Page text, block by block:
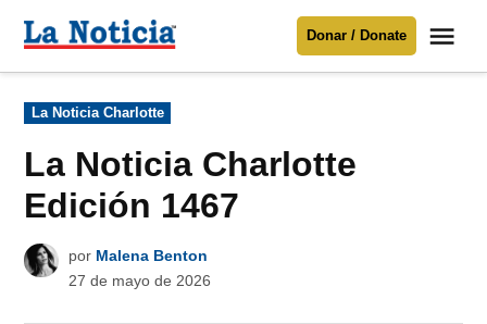
Para mantenerte informado necesitamos
Donar
contenido
Noticia
Donar / Donate
Publicado
en
La Noticia Charlotte
La Noticia Charlotte
Edición 1467
por Malena Benton
27 de mayo de 2026